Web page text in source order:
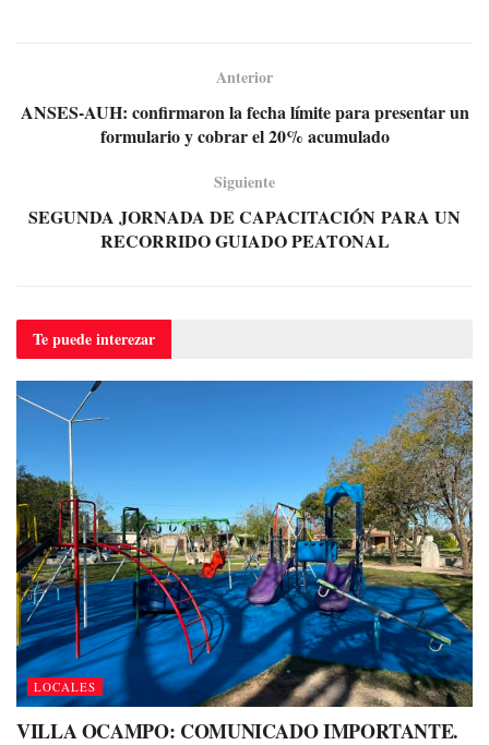
Anterior
ANSES-AUH: confirmaron la fecha límite para presentar un
formulario y cobrar el 20% acumulado
Siguiente
SEGUNDA JORNADA DE CAPACITACIÓN PARA UN
RECORRIDO GUIADO PEATONAL
Te puedeinterezar
LOCALES
VILLA OCAMPO: COMUNICADO IMPORTANTE.